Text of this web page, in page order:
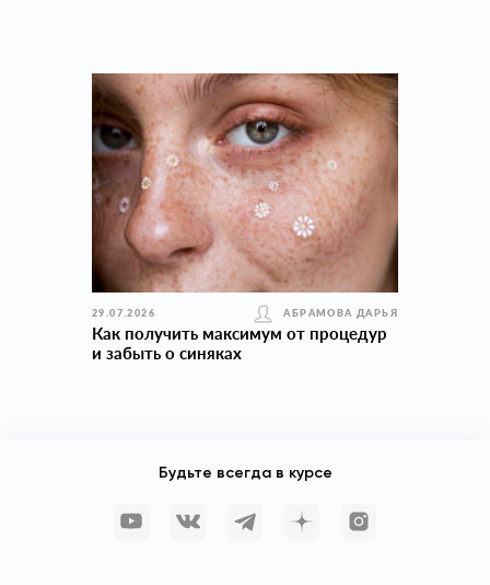
29.07.2026 АБРАМОВА ДАРЬЯ
Как получить максимум от процедур
и забыть о синяках
Будьте всегда в курсе